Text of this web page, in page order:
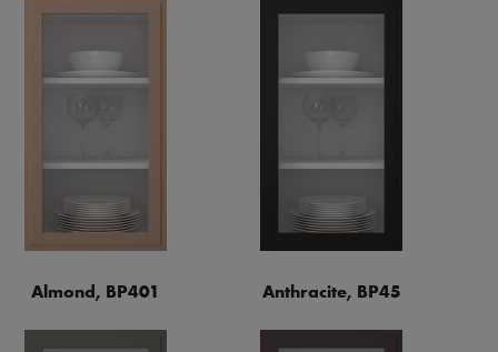
Almond, BP401 Anthracite, BP45